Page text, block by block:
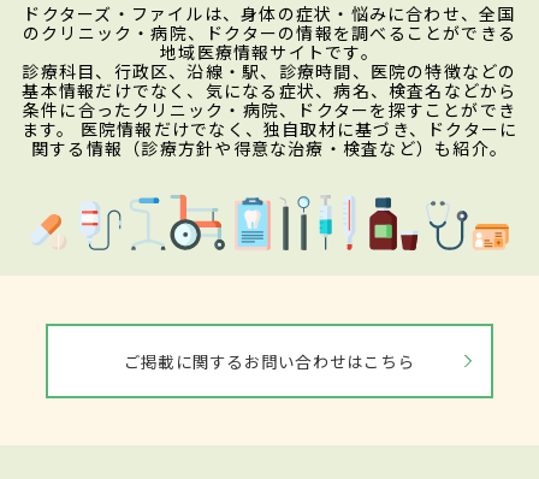
ドクターズ・ファイルは、身体の症状・悩みに合わせ、全国
のクリニック・病院、ドクターの情報を調べることができる
地域医療情報サイトです。
診療科目、行政区、沿線・駅、診療時間、医院の特徴などの
基本情報だけでなく、気になる症状、病名、検査名などから
条件に合ったクリニック・病院、ドクターを探すことができ
ます。 医院情報だけでなく、独自取材に基づき、ドクターに
関する情報（診療方針や得意な治療・検査など）も紹介。
ご掲載に関するお問い合わせはこちら